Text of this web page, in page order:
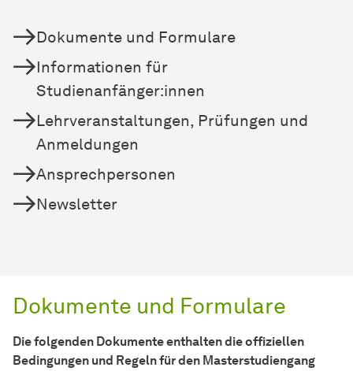
Dokumente und Formulare
Informationen für
Studienanfänger:innen
Lehrveranstaltungen, Prüfungen und
Anmeldungen
Ansprechpersonen
Newsletter
Dokumente und Formulare
Die folgenden Dokumente enthalten die offiziellen
Bedingungen und Regeln für den Masterstudiengang